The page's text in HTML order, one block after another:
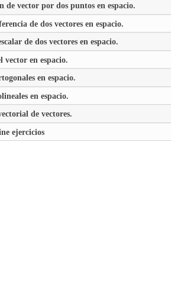
de vector por dos puntos en espacio.
de dos vectores en espacio.
de dos vectores en espacio.
en espacio.
en espacio.
en espacio.
de vectores.
ejercicios